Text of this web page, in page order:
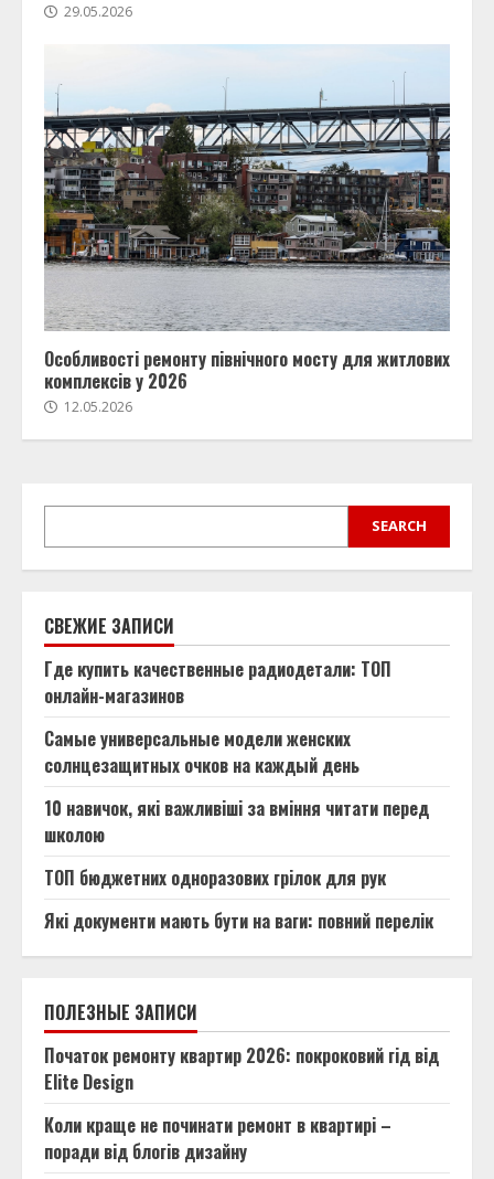
29.05.2026
Особливості ремонту північного мосту для житлових
комплексів у 2026
12.05.2026
SEARCH SEARCH
СВЕЖИЕ ЗАПИСИ
Где купить качественные радиодетали: ТОП
онлайн-магазинов
Самые универсальные модели женских
солнцезащитных очков на каждый день
10 навичок, які важливіші за вміння читати перед
школою
ТОП бюджетних одноразових грілок для рук
Які документи мають бути на ваги: повний перелік
ПОЛЕЗНЫЕ ЗАПИСИ
Початок ремонту квартир 2026: покроковий гід від
Elite Design
Коли краще не починати ремонт в квартирі –
поради від блогів дизайну